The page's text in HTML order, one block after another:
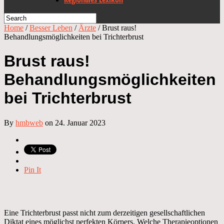
Home /Besser Leben / Ärzte /Brust raus!
Behandlungsmöglichkeiten bei Trichterbrust
Brust raus!
Behandlungsmöglichkeiten
bei Trichterbrust
By hmbweb on 24. Januar 2023
Pin It
Eine Trichterbrust passt nicht zum derzeitigen gesellschaftlichen
Diktat eines möglichst perfekten Körpers. Welche Therapieoptionen